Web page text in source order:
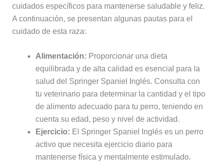
cuidados específicos para mantenerse saludable y feliz.
A continuación, se presentan algunas pautas para el
cuidado de esta raza:
Alimentación: Proporcionar una dieta
equilibrada y de alta calidad es esencial para la
salud del Springer Spaniel Inglés. Consulta con
tu veterinario para determinar la cantidad y el tipo
de alimento adecuado para tu perro, teniendo en
cuenta su edad, peso y nivel de actividad.
Ejercicio: El Springer Spaniel Inglés es un perro
activo que necesita ejercicio diario para
mantenerse física y mentalmente estimulado.